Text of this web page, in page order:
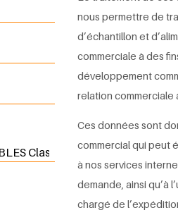
nous permettre de
d’échantillon et
commerciale à des
développement
relation commerciale
Ces données sont
commercial qui peut
à nos services
demande, ainsi qu’à
chargé de